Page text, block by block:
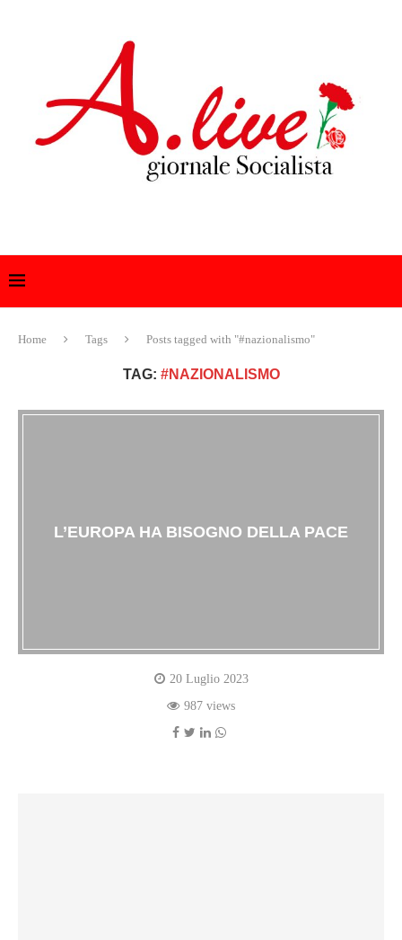
Home Tags Posts tagged with "#nazionalismo"
TAG: #NAZIONALISMO
L’EUROPA HA BISOGNO DELLA PACE
20 Luglio 2023
987 views